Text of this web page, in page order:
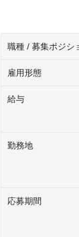
職種 / 募集ポジシ
雇用形態
給与
勤務地
応募期間